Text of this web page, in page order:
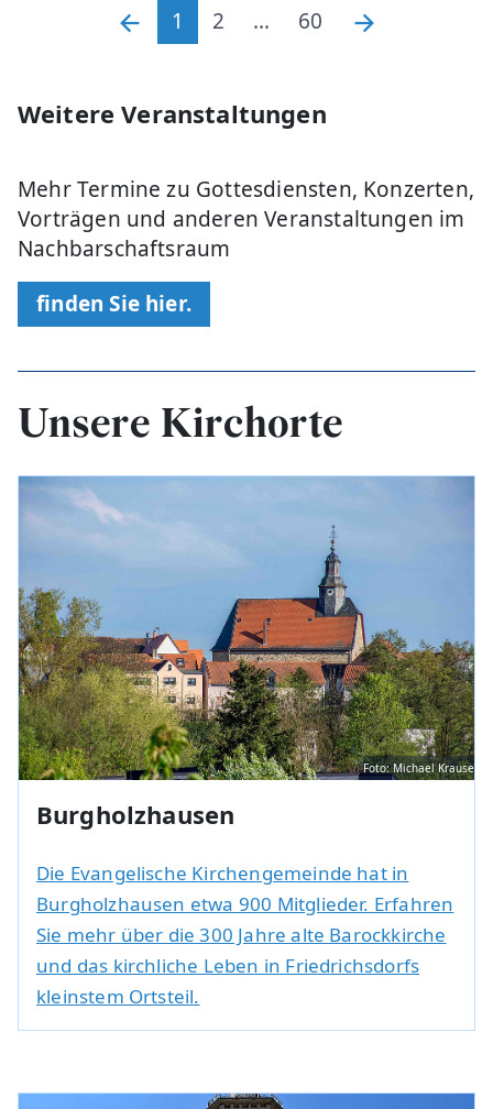
1 2 ... 60
Weitere Veranstaltungen
Mehr Termine zu Gottesdiensten, Konzerten,
Vorträgen und anderen Veranstaltungen im
Nachbarschaftsraum
finden Sie hier.
Unsere Kirchorte
Foto: Michael Krause
Burgholzhausen
Die Evangelische Kirchengemeinde hat in
Burgholzhausen etwa 900 Mitglieder. Erfahren
Sie mehr über die 300 Jahre alte Barockkirche
und das kirchliche Leben in Friedrichsdorfs
kleinstem Ortsteil.